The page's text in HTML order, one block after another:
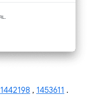
1442198 , 1453611 .